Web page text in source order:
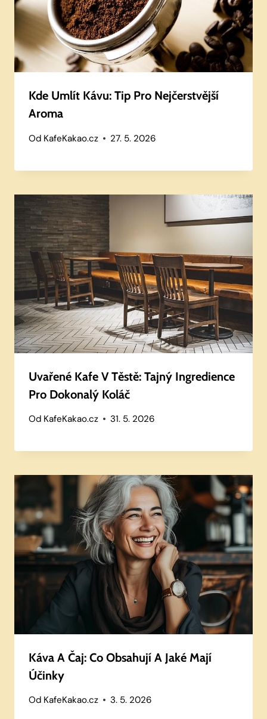
Kde Umlít Kávu: Tip Pro Nejčerstvější
Aroma
Od KafeKakao.cz 27. 5. 2026
Uvařené Kafe V Těstě: Tajný Ingredience
Pro Dokonalý Koláč
Od KafeKakao.cz 31. 5. 2026
Káva A Čaj: Co Obsahují A Jaké Mají
Účinky
Od KafeKakao.cz 3. 5. 2026